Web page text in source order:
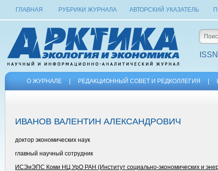
ГЛАВНАЯ РУБРИКИ ЖУРНАЛА АВТОРСКИЙ УКАЗАТЕЛЬ
О ЖУРНАЛЕ РЕДАКЦИОННЫЙ СОВЕТ И РЕДКОЛЛЕГИЯ
ИВАНОВ ВАЛЕНТИН АЛЕКСАНДРОВИЧ
доктор экономических наук
главный научный сотрудник
ИСЭиЭПС Коми НЦ УрО РАН (Институт социально-экономических и